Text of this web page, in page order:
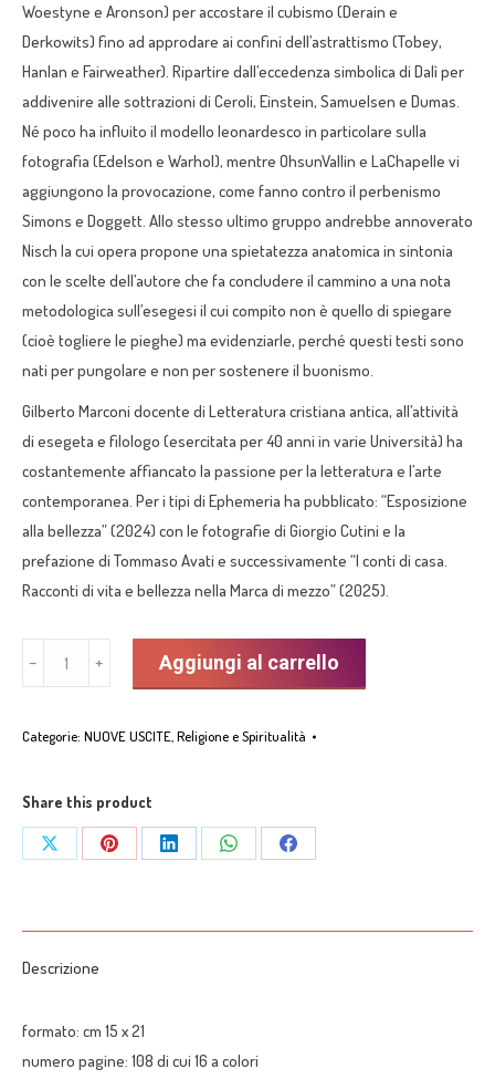
Woestyne e Aronson) peraccostare il cubismo (Derain e
Derkowits) fino ad approdare ai confini dell’astrattismo (Tobey,
Hanlan e Fairweather). Ripartire dall’eccedenza simbolica di Dalìper
addivenire alle sottrazioni di Ceroli, Einstein, Samuelsen e Dumas.
Né poco ha influito il modello leonardesco in particolare sulla
fotografia (Edelson e Warhol), mentre OhsunVallin e LaChapelle vi
aggiungono la provocazione, come fanno contro il perbenismo
Simons e Doggett. Allo stesso ultimo gruppo andrebbe annoverato
Nisch la cui opera propone una spietatezza anatomica in sintonia
con le scelte dell’autore che fa concludere il cammino a una nota
metodologica sull’esegesi il cui compito non è quello di spiegare
(cioè togliere le pieghe) ma evidenziarle, perché questi testi sono
nati per pungolare e non persostenere il buonismo.
Gilberto Marconi docente di Letteratura cristiana antica, all’attività
di esegeta e filologo (esercitata per 40 anni in varie Università) ha
costantemente affiancato la passione per la letteratura e l’arte
contemporanea. Per i tipi di Ephemeria ha pubblicato: “Esposizione
alla bellezza”(2024) con le fotografie di Giorgio Cutini e la
prefazione di Tommaso Avati e successivamente “I conti di casa.
Racconti di vita e bellezza nella Marca di mezzo”(2025).
“L’Ultima
Cena:
riscritture
del
’900”
-
﹣ ﹢ Aggiungi al carrello
Categorie: NUOVE USCITE,Religione e Spiritualità
Share this product
Share
Share
Share
Share
Share
Descrizione
formato: cm 15 x 21
numero pagine: 108 di cui 16 a colori